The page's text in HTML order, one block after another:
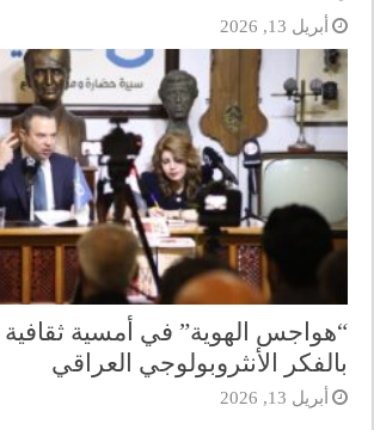
أبريل 13, 2026
“هواجس الهوية” في أمسية
بالفكر الأنثروبولوجي العراقي
أبريل 13, 2026